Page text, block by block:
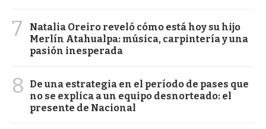
7
Natalia Oreiro reveló cómo está hoy su hijo
Merlín Atahualpa: música, carpintería y una
pasión inesperada
8
De una estrategia en el período de pases que
no se explica a un equipo desnorteado: el
presente de Nacional